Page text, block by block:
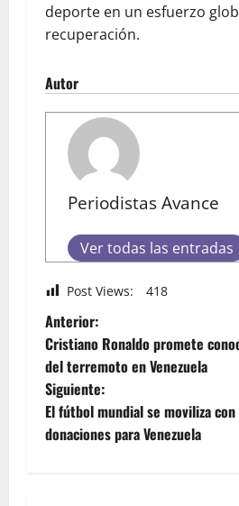
deporte en un esfuerzo
recuperación.
Autor
Periodistas Avance
Ver todas las entradas
Post Views: 418
Anterior:
Cristiano Ronaldo promete
del terremoto en Venezuela
Siguiente:
El fútbol mundial se moviliza
donaciones para Venezuela